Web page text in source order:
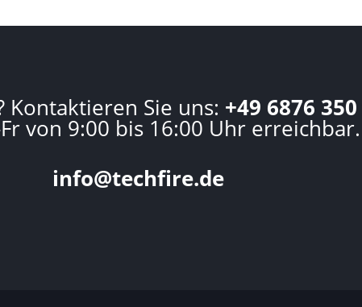
Kontaktieren Sie uns: +49 6876
von 9:00 bis 16:00 Uhr erreichbar.
info@techfire.de